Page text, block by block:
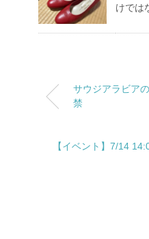
けでは
サウジアラビア
禁
【イベント】7/14